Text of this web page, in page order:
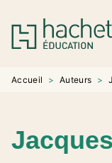
MENU
PIED DE PAGE
Accueil > Auteurs >